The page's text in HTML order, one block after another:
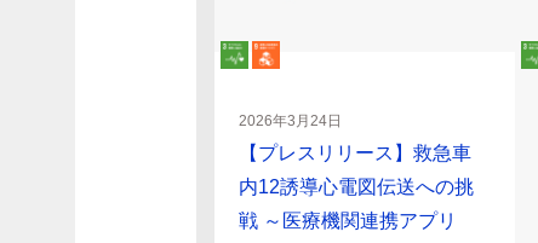
2026年3月24日
【プレスリリース】救急車
内12誘導心電図伝送への挑
戦 ～医療機関連携アプリ